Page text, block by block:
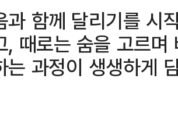
과 함께 달리기를 시
, 때로는 숨을 고르
는 과정이 생생하게